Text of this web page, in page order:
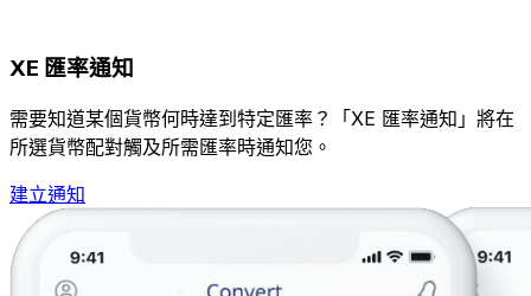
XE 匯率通知
需要知道某個貨幣何時達到特定匯率？「XE 匯率通知」將在
所選貨幣配對觸及所需匯率時通知您。
建立通知